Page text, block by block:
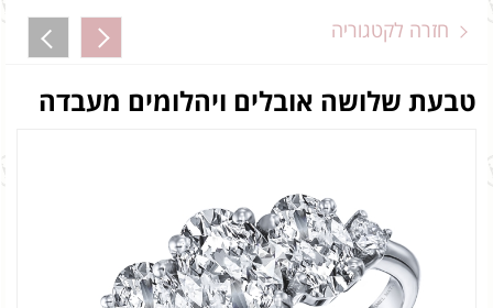
חזרה לקטגוריה
טבעת שלושה אובלים ויהלומים מעבדה